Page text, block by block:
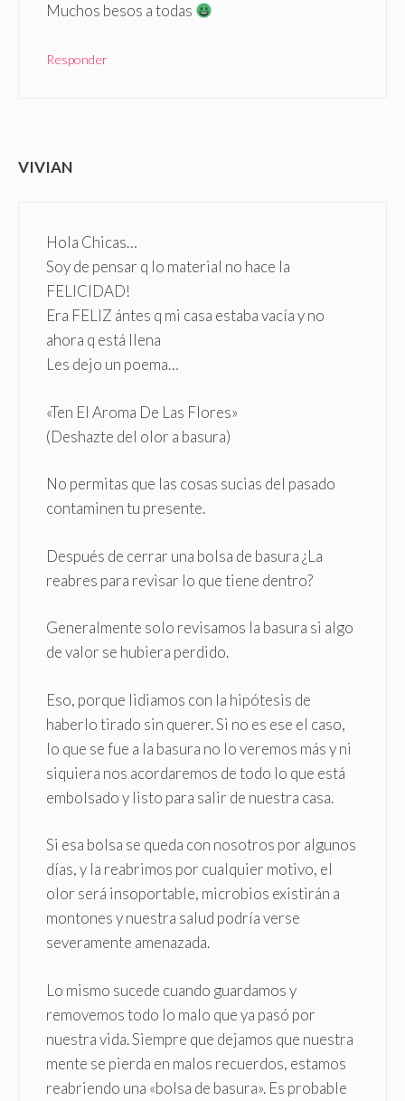
Muchos besos a todas
Responder
VIVIAN
Hola Chicas…
Soy de pensar q lo material no hace la
FELICIDAD!
Era FELIZ ántes q mi casa estaba vacía y no
ahora q está llena
Les dejo un poema…
«Ten El Aroma De Las Flores»
(Deshazte del olor a basura)
No permitas que las cosas sucias del pasado
contaminen tu presente.
Después de cerrar una bolsa de basura ¿La
reabres para revisar lo que tiene dentro?
Generalmente solo revisamos la basura si algo
de valor se hubiera perdido.
Eso, porque lidiamos con la hipótesis de
haberlo tirado sin querer. Si no es ese el caso,
lo que se fue a la basura no lo veremos más y ni
siquiera nos acordaremos de todo lo que está
embolsado y listo para salir de nuestra casa.
Si esa bolsa se queda con nosotros por algunos
días, y la reabrimos por cualquier motivo, el
olor será insoportable, microbios existirán a
montones y nuestra salud podría verse
severamente amenazada.
Lo mismo sucede cuando guardamos y
removemos todo lo malo que ya pasó por
nuestra vida. Siempre que dejamos que nuestra
mente se pierda en malos recuerdos, estamos
reabriendo una «bolsa de basura». Es probable